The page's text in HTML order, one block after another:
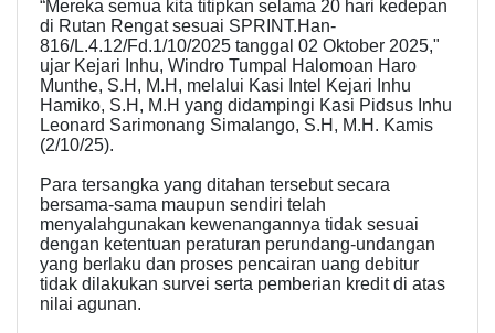
“Mereka semua kita titipkan selama 20 hari kedepan
di Rutan Rengat sesuai SPRINT.Han-
816/L.4.12/Fd.1/10/2025 tanggal 02 Oktober 2025,"
ujar Kejari Inhu, Windro Tumpal Halomoan Haro
Munthe, S.H, M.H, melalui Kasi Intel Kejari Inhu
Hamiko, S.H, M.H yang didampingi Kasi Pidsus Inhu
Leonard Sarimonang Simalango, S.H, M.H. Kamis
(2/10/25).
Para tersangka yang ditahan tersebut secara
bersama-sama maupun sendiri telah
menyalahgunakan kewenangannya tidak sesuai
dengan ketentuan peraturan perundang-undangan
yang berlaku dan proses pencairan uang debitur
tidak dilakukan survei serta pemberian kredit di atas
nilai agunan.